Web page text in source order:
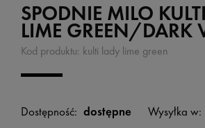
SPODNIE MILO
LIME GREEN/DARK
Kod produktu: kulti lady lime green
Dostępność: dostępne Wysyłka w: